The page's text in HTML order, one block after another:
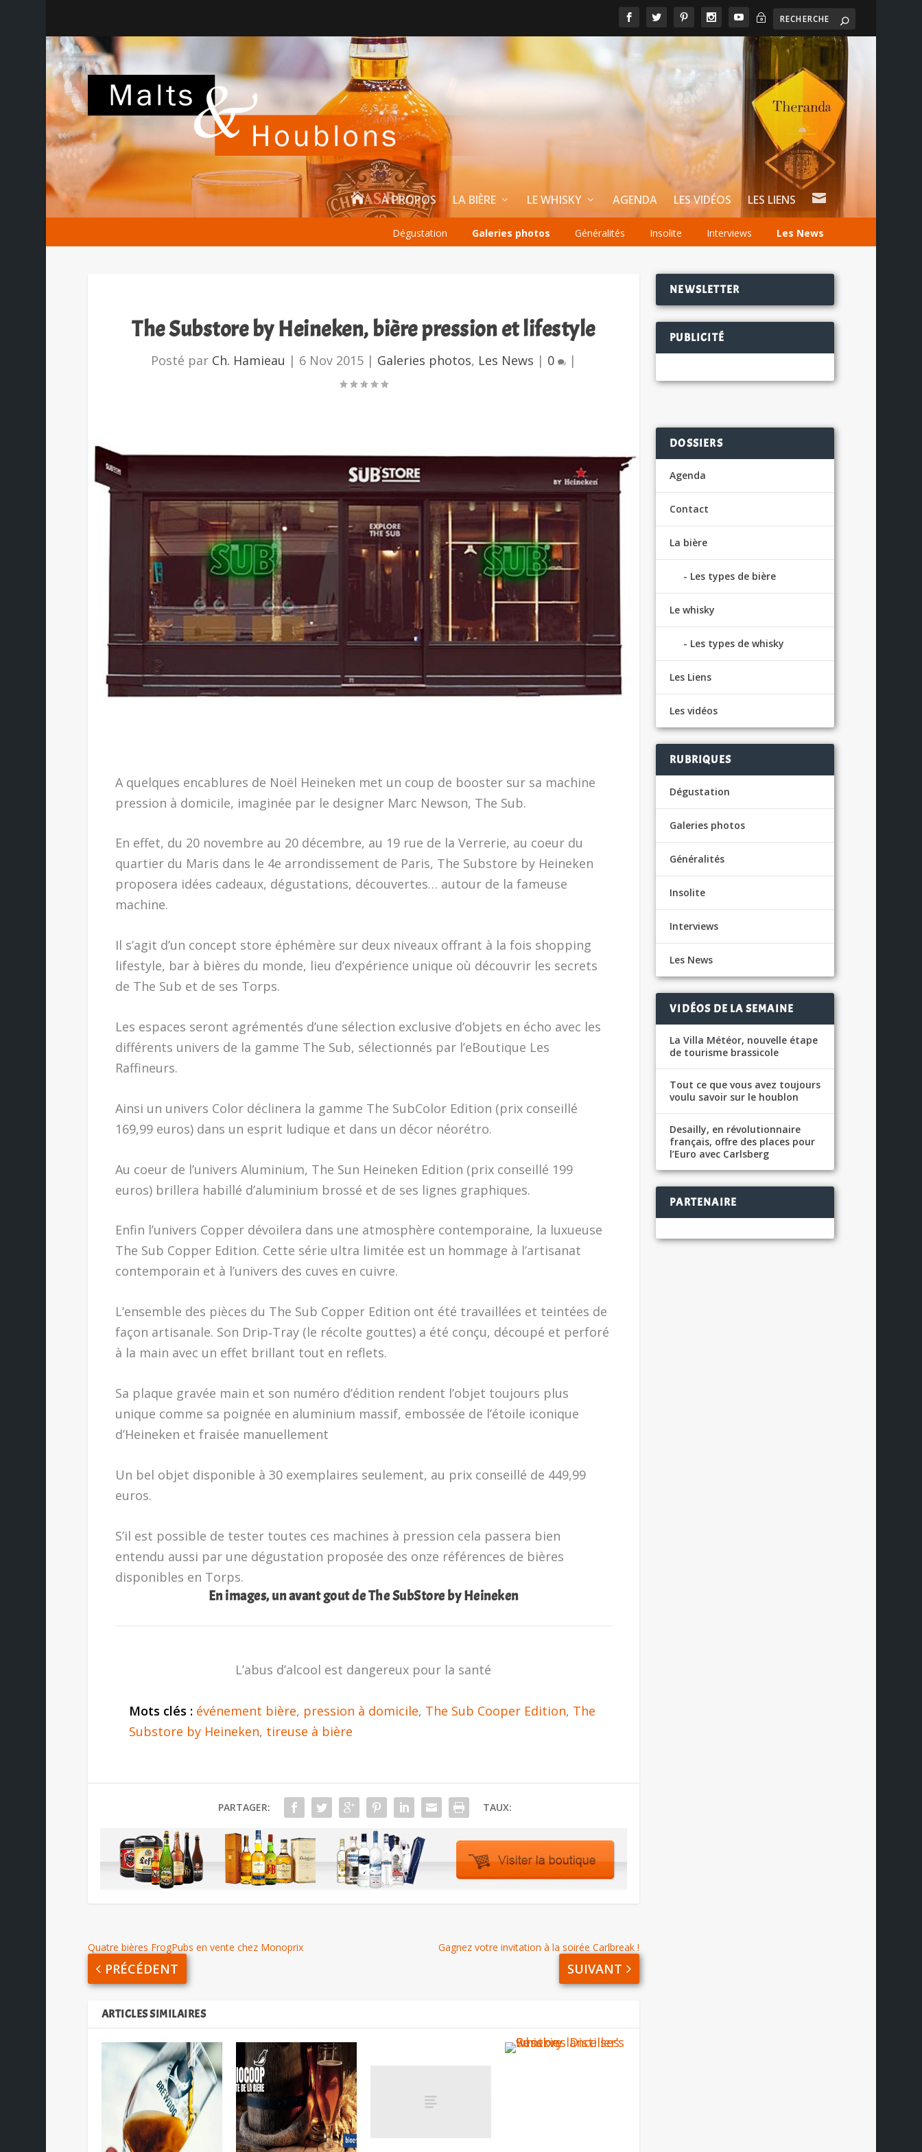
~
 À PROPOS LA BIÈRE LE WHISKY AGENDA LES VIDÉOS LES LIENS 
Dégustation Galeries photos Généralités Insolite Interviews Les News
The Substore by Heineken, bière pression et lifestyle
Posté par Ch. Hamieau | 6 Nov 2015| Galeries photos, Les News | 0 |
A quelques encablures de Noël Heineken met un coup de booster sur sa machine
pression à domicile, imaginée par le designer Marc Newson, The Sub.
En effet, du 20 novembre au 20 décembre, au 19 rue de la Verrerie, au coeur du
quartier du Maris dans le 4e arrondissement de Paris, The Substore by Heineken
proposera idées cadeaux, dégustations, découvertes… autour de la fameuse
machine.
Il s’agit d’un concept store éphémère sur deux niveaux offrant à la fois shopping
lifestyle, bar à bières du monde, lieu d’expérience unique où découvrir les secrets
de The Sub et de ses Torps.
Les espaces seront agrémentés d’une sélection exclusive d’objets en écho avec les
différents univers de la gamme The Sub, sélectionnés par l’eBoutique Les
Raffineurs.
Ainsi un univers Color déclinera la gamme The SubColor Edition (prix conseillé
169,99 euros) dans un esprit ludique et dans un décor néorétro.
Au coeur de l’univers Aluminium, The Sun Heineken Edition (prix conseillé 199
euros) brillera habillé d’aluminium brossé et de ses lignes graphiques.
Enfin l’univers Copper dévoilera dans une atmosphère contemporaine, la luxueuse
The Sub Copper Edition. Cette série ultra limitée est un hommage à l’artisanat
contemporain et à l’univers des cuves en cuivre.
L’ensemble des pièces du The Sub Copper Edition ont été travaillées et teintées de
façon artisanale. Son Drip‑Tray (le récolte gouttes) a été conçu, découpé et perforé
à la main avec un effet brillant tout en reflets.
Sa plaque gravée main et son numéro d’édition rendent l’objet toujours plus
unique comme sa poignée en aluminium massif, embossée de l’étoile iconique
d’Heineken et fraisée manuellement
Un bel objet disponible à 30 exemplaires seulement, au prix conseillé de 449,99
euros.
S’il est possible de tester toutes ces machines à pression cela passera bien
entendu aussi par une dégustation proposée des onze références de bières
disponibles en Torps.
En images, un avant gout de The SubStore by Heineken
L’abus d’alcool est dangereux pour la santé
Mots clés : événement bière, pression à domicile, The Sub Cooper Edition, The
Substore by Heineken, tireuse à bière
PARTAGER: TAUX:
Quatre bières FrogPubs en vente chez Monoprix
PRÉCÉDENT
Gagnez votre invitation à la soirée Carlbreak !
SUIVANT
ARTICLES SIMILAIRES
NEWSLETTER
PUBLICITÉ
DOSSIERS
Agenda
Contact
La bière
Les types de bière
Le whisky
Les types de whisky
Les Liens
Les vidéos
RUBRIQUES
Dégustation
Galeries photos
Généralités
Insolite
Interviews
Les News
VIDÉOS DE LA SEMAINE
La Villa Météor, nouvelle étape
de tourisme brassicole
Tout ce que vous avez toujours
voulu savoir sur le houblon
Desailly, en révolutionnaire
français, offre des places pour
l’Euro avec Carlsberg
PARTENAIRE